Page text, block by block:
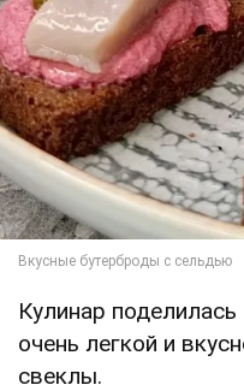
Кулинар поделилась
очень легкой и
свеклы.